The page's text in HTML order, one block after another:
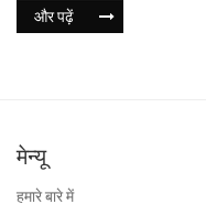
और पढ़ें
मेन्यू
हमारे बारे में